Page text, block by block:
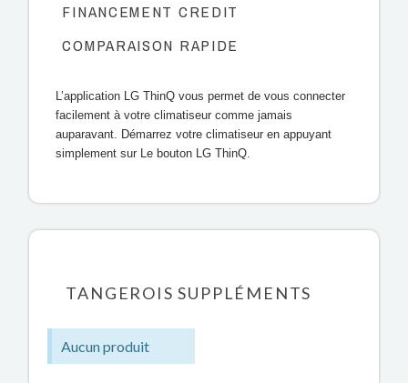
FINANCEMENT CREDIT
COMPARAISON RAPIDE
L’application LG ThinQ vous permet de vous connecter
facilement à votre climatiseur comme jamais
auparavant. Démarrez votre climatiseur en appuyant
simplement sur Le bouton LG ThinQ.
TANGEROIS SUPPLÉMENTS
Aucun produit